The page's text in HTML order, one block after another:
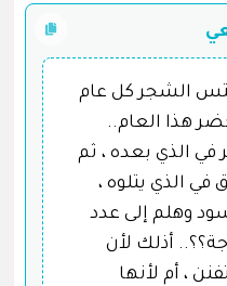
الشجر كل عام
هذا العام..
في الذي بعده ، ثم
الذي يتلوه ،
وهلم إلى عدد
أذلك لأن
، أم لأنها